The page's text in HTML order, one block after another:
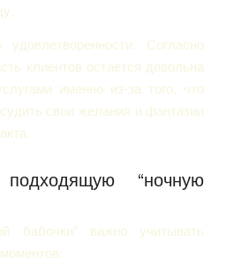
Согласно
клиентов остается довольна
именно из-за того, что
свои желания и фантазии
“ночную
бабочки” важно учитывать